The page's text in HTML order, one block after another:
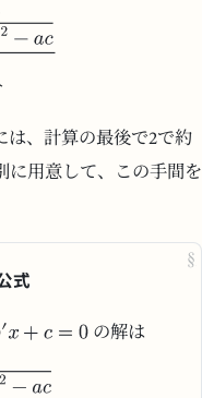
は、計算の最後で2で約
に用意して、この手間を
§
式
の解は